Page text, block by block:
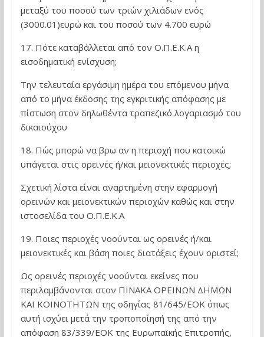
μεταξύ του ποσού των τριών χιλιάδων ενός
(3000.01)ευρώ και του ποσού των 4.700 ευρώ
17. Πότε καταβάλλεται από τον Ο.Π.Ε.Κ.Α η
εισοδηματική ενίσχυση;
Την τελευταία εργάσιμη ημέρα του επόμενου μήνα
από το μήνα έκδοσης της εγκριτικής απόφασης με
πίστωση στον δηλωθέντα τραπεζικό λογαριασμό του
δικαιούχου
18. Πώς μπορώ να βρω αν η περιοχή που κατοικώ
υπάγεται στις ορεινές ή/και μειονεκτικές περιοχές;
Σχετική λίστα είναι αναρτημένη στην εφαρμογή
ορεινών και μειονεκτικών περιοχών καθώς και στην
ιστοσελίδα του Ο.Π.Ε.Κ.Α
19. Ποιες περιοχές νοούνται ως ορεινές ή/και
μειονεκτικές και βάση ποιες διατάξεις έχουν οριστεί;
Ως ορεινές περιοχές νοούνται εκείνες που
περιλαμβάνονται στον ΠΙΝΑΚΑ ΟΡΕΙΝΩΝ ΔΗΜΩΝ
ΚΑΙ ΚΟΙΝΟΤΗΤΩΝ της οδηγίας 81/645/ΕΟΚ όπως
αυτή ισχύει μετά την τροποποίησή της από την
απόφαση 83/339/ΕΟΚ της Ευρωπαϊκής Επιτροπής,